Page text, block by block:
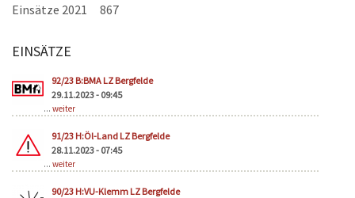
Einsätze 2021 867
EINSÄTZE
92/23 B:BMA LZ Bergfelde
29.11.2023 - 09:45
... weiter
91/23 H:Öl-Land LZ Bergfelde
28.11.2023 - 07:45
... weiter
90/23 H:VU-Klemm LZ Bergfelde
Seiten